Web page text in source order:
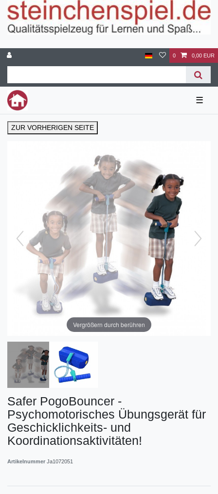
0 0,00 EUR
☰
ZUR VORHERIGEN SEITE
Vergrößern durch berühren
Safer PogoBouncer -
Psychomotorisches Übungsgerät für
Geschicklichkeits- und
Koordinationsaktivitäten!
Artikelnummer Ja1072051